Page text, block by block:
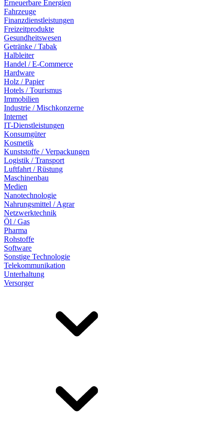
Erneuerbare Energien
Fahrzeuge
Finanzdienstleistungen
Freizeitprodukte
Gesundheitswesen
Getränke / Tabak
Halbleiter
Handel / E-Commerce
Hardware
Holz / Papier
Hotels / Tourismus
Immobilien
Industrie / Mischkonzerne
Internet
IT-Dienstleistungen
Konsumgüter
Kosmetik
Kunststoffe / Verpackungen
Logistik / Transport
Luftfahrt / Rüstung
Maschinenbau
Medien
Nanotechnologie
Nahrungsmittel / Agrar
Netzwerktechnik
Öl / Gas
Pharma
Rohstoffe
Software
Sonstige Technologie
Telekommunikation
Unterhaltung
Versorger